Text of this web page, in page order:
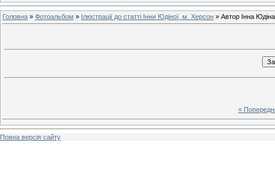
Головна » Фотоальбом » Ілюстрації до статті Інни Юдіної, м. Херсон » Автор Інна
«
Повна версія сайту